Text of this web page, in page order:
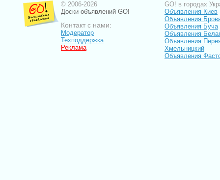
© 2006-2026
Доски объявлений GO!
Контакт с нами:
Модератор
Техподдержка
Реклама
GO! в городах
Объявления Киев
Объявления
Объявления Буча
Объявления
Объявления
Хмельницкий
Объявления